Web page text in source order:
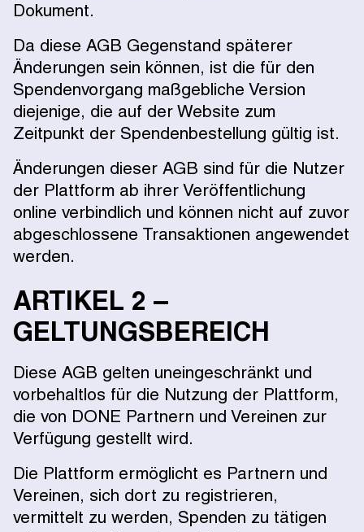
Dokument.
Da diese AGB Gegenstand späterer
Änderungen sein können, ist die für den
Spendenvorgang maßgebliche Version
diejenige, die auf der Website zum
Zeitpunkt der Spendenbestellung gültig ist.
Änderungen dieser AGB sind für die Nutzer
der Plattform ab ihrer Veröffentlichung
online verbindlich und können nicht auf zuvor
abgeschlossene Transaktionen angewendet
werden.
ARTIKEL 2 –
GELTUNGSBEREICH
Diese AGB gelten uneingeschränkt und
vorbehaltlos für die Nutzung der Plattform,
die von DONE Partnern und Vereinen zur
Verfügung gestellt wird.
Die Plattform ermöglicht es Partnern und
Vereinen, sich dort zu registrieren,
vermittelt zu werden, Spenden zu tätigen